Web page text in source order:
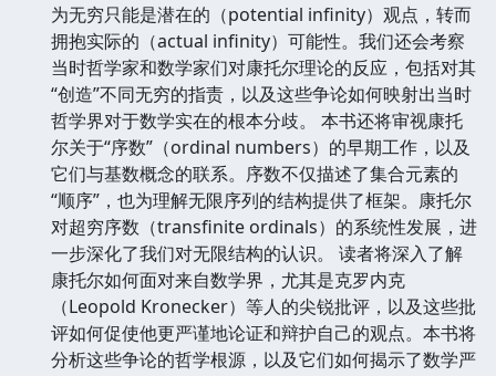
为无穷只能是潜在的（potential infinity）观点，转而
拥抱实际的（actual infinity）可能性。我们还会考察
当时哲学家和数学家们对康托尔理论的反应，包括对其
“创造”不同无穷的指责，以及这些争论如何映射出当时
哲学界对于数学实在的根本分歧。 本书还将审视康托
尔关于“序数”（ordinal numbers）的早期工作，以及
它们与基数概念的联系。序数不仅描述了集合元素的
“顺序”，也为理解无限序列的结构提供了框架。康托尔
对超穷序数（transfinite ordinals）的系统性发展，进
一步深化了我们对无限结构的认识。 读者将深入了解
康托尔如何面对来自数学界，尤其是克罗内克
（Leopold Kronecker）等人的尖锐批评，以及这些批
评如何促使他更严谨地论证和辩护自己的观点。本书将
分析这些争论的哲学根源，以及它们如何揭示了数学严